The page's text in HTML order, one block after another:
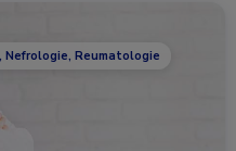
Nefrologie, Reumatologie